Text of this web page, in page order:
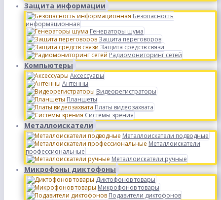
Защита информации
Безопасность
информационная
Генераторы шума
Защита переговоров
Защита средств связи
Радиомониторинг сетей
Компьютеры
Аксессуары
Антенны
Видеорегистраторы
Планшеты
Платы видеозахвата
Системы зрения
Металлоискатели
Металлоискатели подводные
Металлоискатели
профессиональные
Металлоискатели ручные
Микрофоны диктофоны
Диктофонов товары
Микрофонов товары
Подавители диктофонов